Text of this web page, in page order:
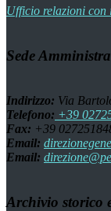
Ufficio relazioni con
Sede
Indirizzo: Via
Telefono: +39
Fax: +39
Email:
Email:
Archivio storico